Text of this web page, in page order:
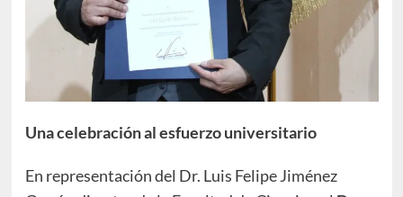
Una celebración al esfuerzo universitario
En representación del Dr. Luis Felipe Jiménez